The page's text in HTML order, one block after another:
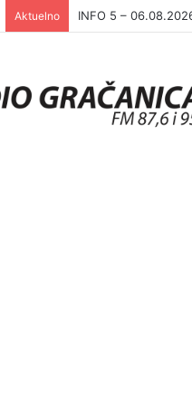
Aktuelno INFO 5 –